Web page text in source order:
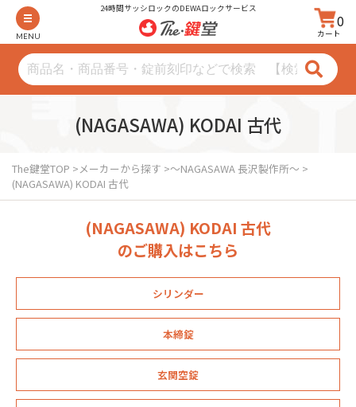
MENU
24時間サッシロックのDEWAロックサービス
0
カート
(NAGASAWA) KODAI 古代
The鍵堂TOP メーカーから探す
～NAGASAWA 長沢製作所～
(NAGASAWA) KODAI 古代
(NAGASAWA) KODAI 古代
のご購入はこちら
シリンダー
本締錠
玄関空錠